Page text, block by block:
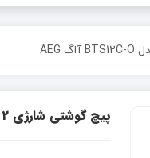
پیچ گوشتی شارژی 12 ولت مدل BTS12C-O آاگ AEG